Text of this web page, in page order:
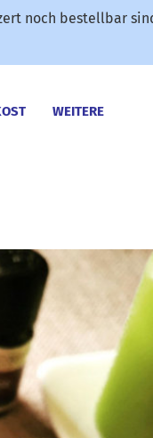
noch bestellbar
WEITERE